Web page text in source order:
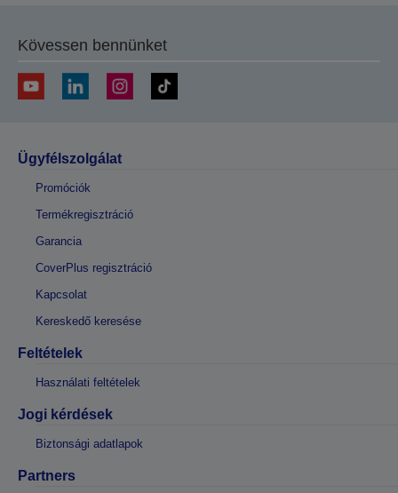
Kövessen bennünket
Ügyfélszolgálat
Promóciók
Termékregisztráció
Garancia
CoverPlus regisztráció
Kapcsolat
Kereskedő keresése
Feltételek
Használati feltételek
Jogi kérdések
Biztonsági adatlapok
Partners